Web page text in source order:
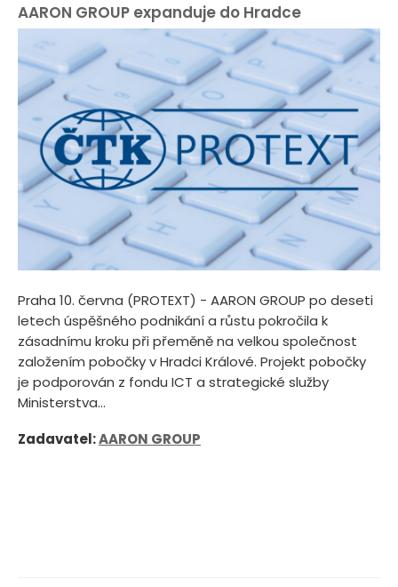
AARON GROUP expanduje do Hradce
Praha 10. června (PROTEXT) - AARON GROUP po deseti
letech úspěšného podnikání a růstu pokročila k
zásadnímu kroku při přeměně na velkou společnost
založením pobočky v Hradci Králové. Projekt pobočky
je podporován z fondu ICT a strategické služby
Ministerstva...
Zadavatel:AARON GROUP